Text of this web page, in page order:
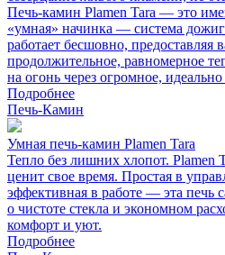
Печь-камин Plamen Tara — это
«умная» начинка — система
работает бесшовно, предоставляя
продолжительное, равномерное
на огонь через огромное, идеально
Подробнее
Печь-Камин
Умная печь-камин Plamen Tara
Тепло без лишних хлопот. Plamen
ценит свое время. Простая в
эффективная в работе — эта печь
о чистоте стекла и экономном
комфорт и уют.
Подробнее